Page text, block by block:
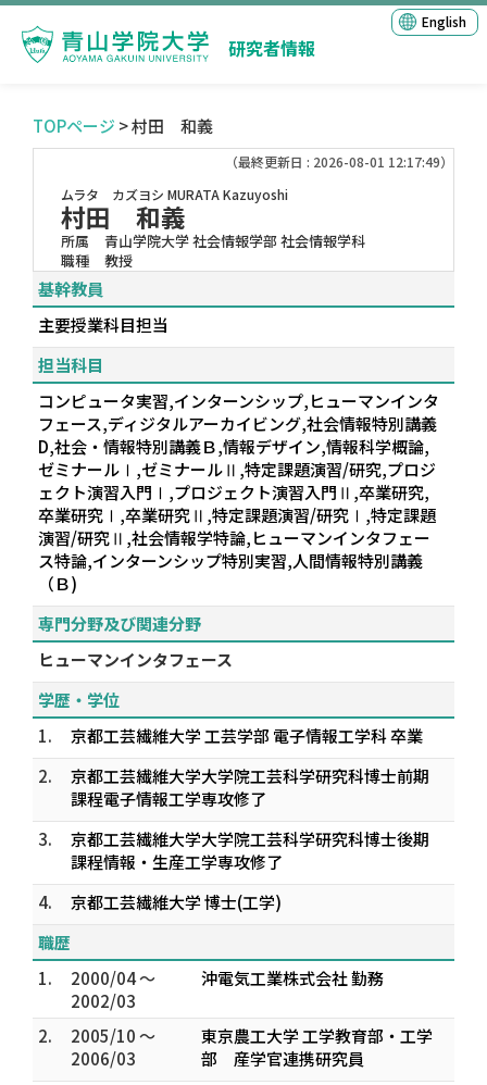
研究者情報
English
TOPページ > 村田 和義
（最終更新日 : 2026-08-01 12:17:49）
ムラタ カズヨシ MURATA Kazuyoshi
村田 和義
所属
青山学院大学 社会情報学部 社会情報学科
職種
教授
基幹教員
主要授業科目担当
担当科目
コンピュータ実習,インターンシップ,ヒューマンインタ
フェース,ディジタルアーカイビング,社会情報特別講義
D,社会・情報特別講義Ｂ,情報デザイン,情報科学概論,
ゼミナールⅠ,ゼミナールⅡ,特定課題演習/研究,プロジ
ェクト演習入門Ⅰ,プロジェクト演習入門Ⅱ,卒業研究,
卒業研究Ⅰ,卒業研究Ⅱ,特定課題演習/研究Ⅰ,特定課題
演習/研究Ⅱ,社会情報学特論,ヒューマンインタフェー
ス特論,インターンシップ特別実習,人間情報特別講義
（Ｂ)
専門分野及び関連分野
ヒューマンインタフェース
学歴・学位
1.
京都工芸繊維大学 工芸学部 電子情報工学科 卒業
2.
京都工芸繊維大学大学院工芸科学研究科博士前期
課程電子情報工学専攻修了
3.
京都工芸繊維大学大学院工芸科学研究科博士後期
課程情報・生産工学専攻修了
4.
京都工芸繊維大学 博士(工学)
職歴
1.
2000/04 ～
2002/03
沖電気工業株式会社 勤務
2.
2005/10 ～
2006/03
東京農工大学 工学教育部・工学
部 産学官連携研究員